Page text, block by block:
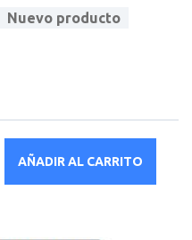
Nuevo producto
AÑADIR AL CARRITO